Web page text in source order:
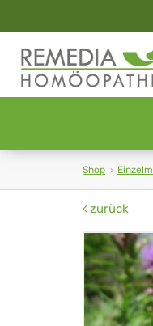
Shop
zurück